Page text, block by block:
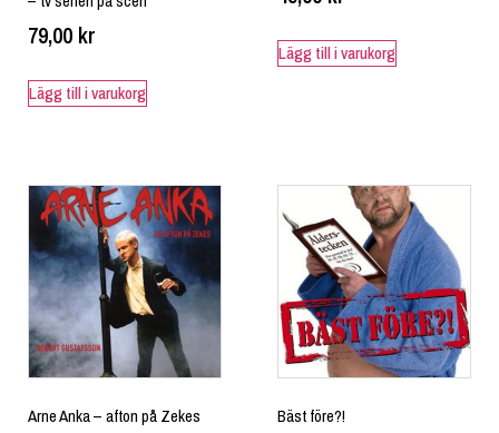
79,00 kr
Lägg till i varukorg
Lägg till i varukorg
Arne Anka – afton på Zekes Bäst före?!